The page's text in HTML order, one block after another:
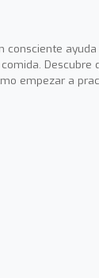
consciente
Descubre
empezar a